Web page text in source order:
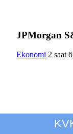
JPMorgan
Ekonomi 2 saat